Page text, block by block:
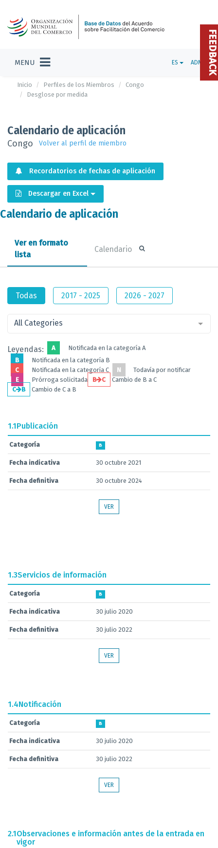
MENU ES ADMIN
Inicio Perfiles de los Miembros
Congo
Desglose por medida
Calendario de aplicación
Congo Volver al perfil de miembro
Recordatorios de fechas de aplicación
Descargar en Excel
Calendario de aplicación
Ver en formato
lista
Calendario
Todas 2017 - 2025 2026 - 2027
All Categories
Leyendas: A
Notificada en la categoría A
B
Notificada en la categoría B
C
Notificada en la categoría C N
Todavía por notificar
E
Prórroga solicitada B C
Cambio de B a C
C
B Cambio de C a B
1.1Publicación
Categoría B
Fecha indicativa 30 octubre 2021
Fecha definitiva 30 octubre 2024
VER
1.3Servicios de información
Categoría B
Fecha indicativa 30 julio 2020
Fecha definitiva 30 julio 2022
VER
1.4Notificación
Categoría B
Fecha indicativa 30 julio 2020
Fecha definitiva 30 julio 2022
VER
2.1Observaciones e información antes de la entrada en
vigor
FEEDBACK